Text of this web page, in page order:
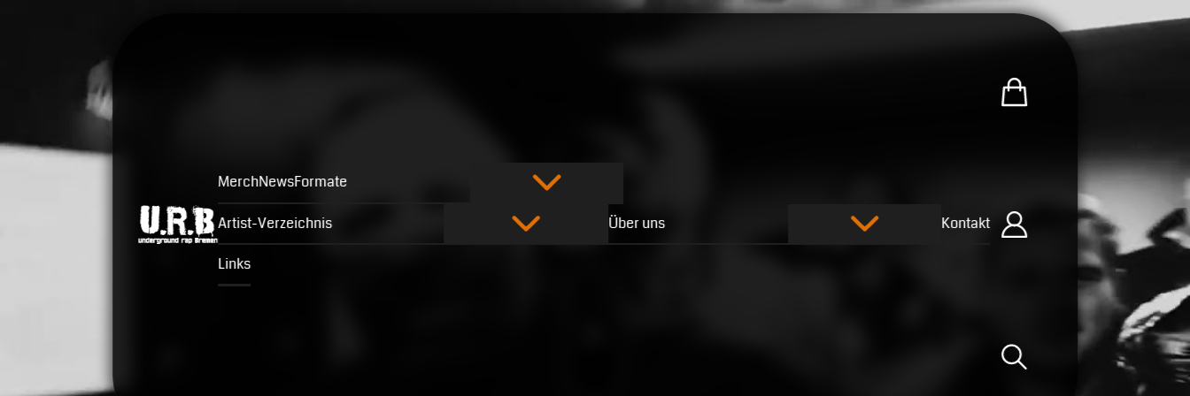
MerchNewsFormate
Artist-Verzeichnis Über uns Kontakt
Links
Zum U.R.B-Merchandise-
Einloggen
Suche öffnen